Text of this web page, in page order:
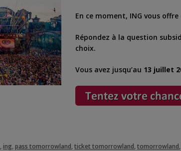
En ce moment, ING vous offre
Répondez à la question
choix.
Vous avez jusqu’au 13 juillet
,ing ,pass tomorrowland ,ticket tomorrowland ,tomorrowland